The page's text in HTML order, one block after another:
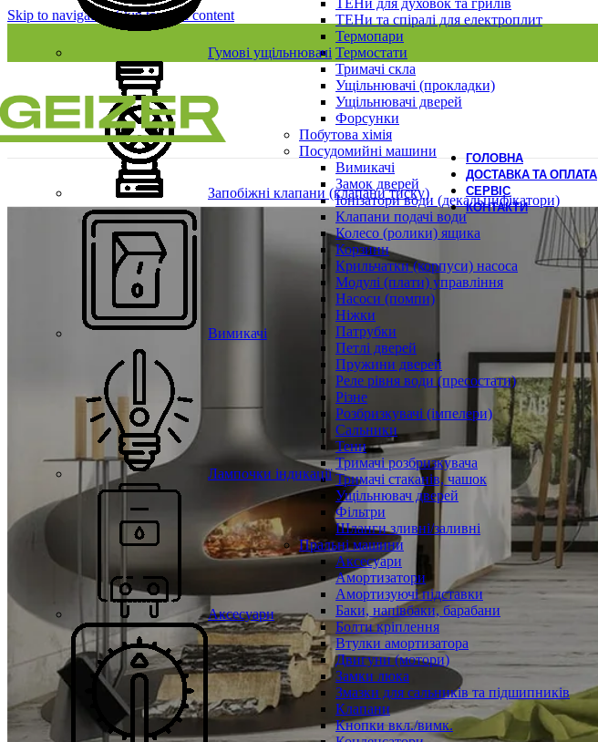
Skip to navigationSkip to main content
ТЕНи та спіралі для електроплит
Термопари
Термостати
Тримачі скла
Ущільнювачі (прокладки)
Ущільнювачі дверей
Форсунки
Побутова хімія
Посудомийні машини
Вимикачі
Замок дверей
Іонізатори води (декальцифікатори)
Клапани подачі води
Колесо (ролики) ящика
Корзини
Крильчатки (корпуси) насоса
Модулі (плати) управління
Насоси (помпи)
Ніжки
Патрубки
Петлі дверей
Пружини дверей
Реле рівня води (пресостати)
Різне
Розбризкувачі (імпелери)
Сальники
Тени
Тримачі розбризкувача
Тримачі стаканів, чашок
Ущільнювач дверей
Фільтри
Шланги зливні/заливні
Пральні машини
Аксесуари
Амортизатори
Амортизуючі підставки
Баки, напівбаки, барабани
Болти кріплення
Втулки амортизатора
Двигуни (мотори)
Замки люка
Змазки для сальників та підшипників
Клапани
Кнопки вкл./вимк.
Гумові ущільнювачі
Запобіжні клапани (клапани тиску)
Вимикачі
Лампочки індикації
Аксесуари
ГОЛОВНА
ДОСТАВКА ТА ОПЛАТА
СЕРВІС
КОНТАКТИ